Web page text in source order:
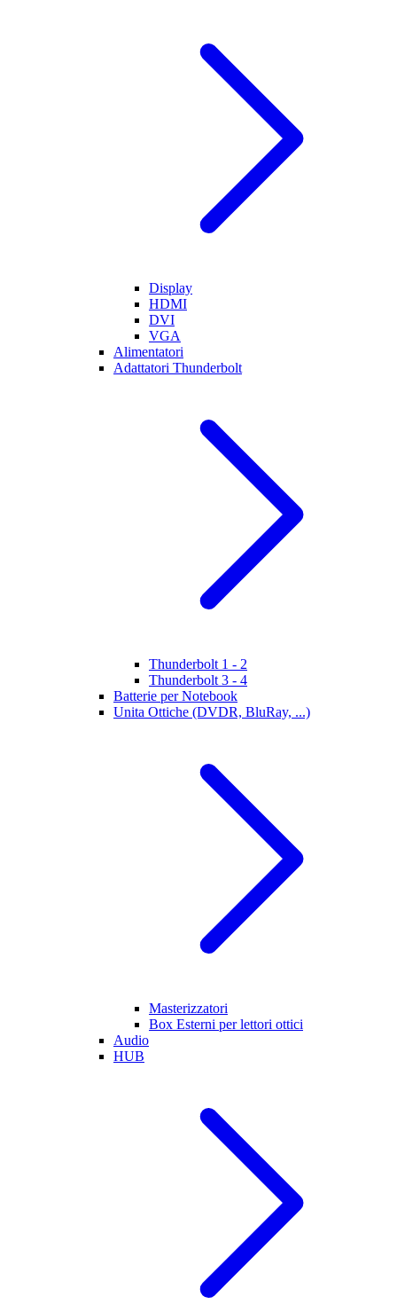
Display
HDMI
DVI
VGA
Alimentatori
Adattatori Thunderbolt
Thunderbolt 1 - 2
Thunderbolt 3 - 4
Batterie per Notebook
Unita Ottiche (DVDR, BluRay, ...)
Masterizzatori
Box Esterni per lettori ottici
Audio
HUB